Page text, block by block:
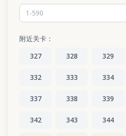
附近关卡：
327
328 329
332 333 334
337 338 339
342 343 344